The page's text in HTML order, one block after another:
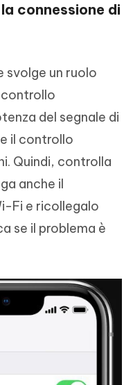
connessione di
svolge un ruolo
del segnale di
il controllo
Quindi, controlla
anche il
Fi e ricollegalo
se il problema è